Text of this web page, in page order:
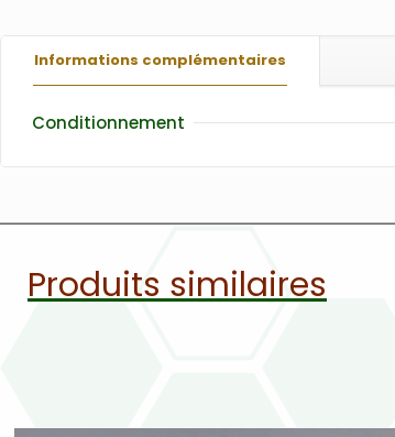
Informations complémentaires
Conditionnement
Produits similaires